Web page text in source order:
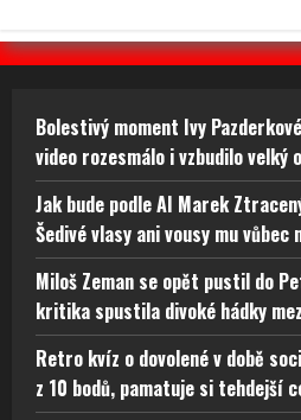
Bolestivý moment Ivy
video rozesmálo i vzbudilo velký
Jak bude podle AI Marek
Šedivé vlasy ani vousy mu vůbec
Miloš Zeman se opět pustil do
kritika spustila divoké hádky
Retro kvíz o dovolené v době
z 10 bodů, pamatuje si tehdejší